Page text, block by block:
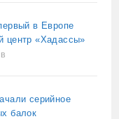
в Европе
центр «Хадассы»
серийное
балок